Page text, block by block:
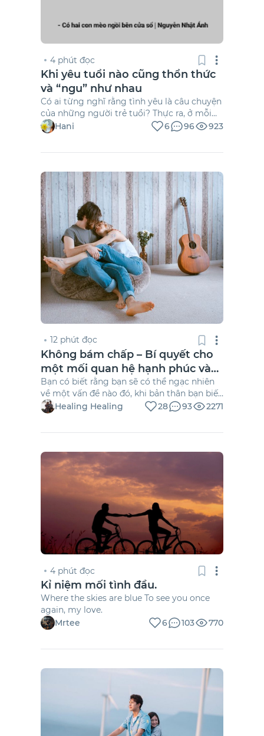
4 phút đọc
Khi yêu tuổi nào cũng thổn thức
và “ngu” như nhau
Có ai từng nghĩ rằng tình yêu là câu chuyện
của những người trẻ tuổi? Thực ra, ở mỗi
giai đoạn của cuộc đời, ta đều có thể yêu và
cảm thấy trái tim mình đập loạn nhịp chẳng
Hani 6 96 923
12 phút đọc
Không bám chấp – Bí quyết cho
một mối quan hệ hạnh phúc và
bền lâu
Bạn có biết rằng bạn sẽ có thể ngạc nhiên
về một vấn đề nào đó, khi bản thân bạn biết
rằng không bám chấp là một trong những
phẩm chất quan trọng để bạn duy trì một
Healing Healing 28 93 2271
4 phút đọc
Kỉ niệm mối tình đầu.
Where the skies are blue To see you once
again, my love.
Mrtee
6 103 770